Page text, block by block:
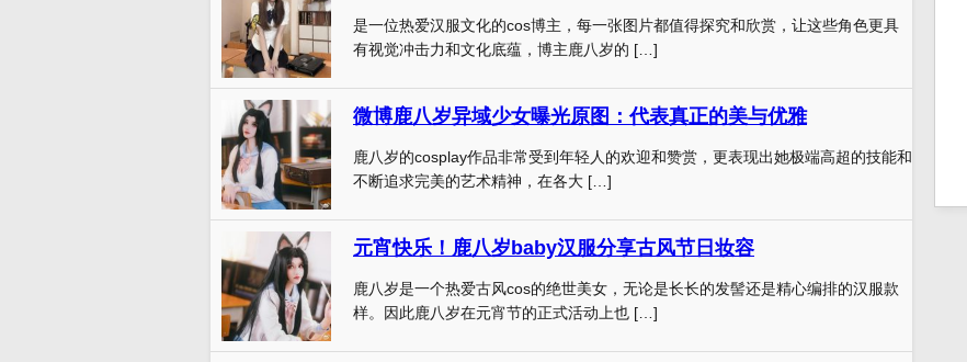
是一位热爱汉服文化的cos博主，每一张图片都值得探究和欣赏，让这些角色更具
有视觉冲击力和文化底蕴，博主鹿八岁的 […]
微博鹿八岁异域少女曝光原图：代表真正的美与优雅
鹿八岁的cosplay作品非常受到年轻人的欢迎和赞赏，更表现出她极端高超的技能和
不断追求完美的艺术精神，在各大 […]
元宵快乐！鹿八岁baby汉服分享古风节日妆容
鹿八岁是一个热爱古风cos的绝世美女，无论是长长的发髻还是精心编排的汉服款
样。因此鹿八岁在元宵节的正式活动上也 […]